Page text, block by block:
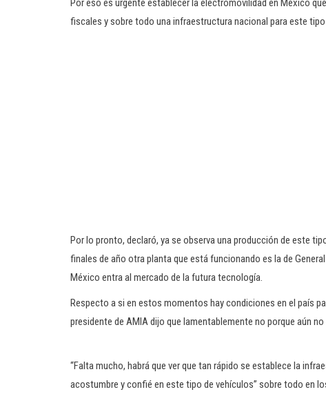
Por eso es urgente establecer la electromovilidad en México
fiscales y sobre todo una infraestructura nacional para este
Por lo pronto, declaró, ya se observa una producción de este
finales de año otra planta que está funcionando es la de
México entra al mercado de la futura tecnología.
Respecto a si en estos momentos hay condiciones en el país
presidente de AMIA dijo que lamentablemente no porque aún
“Falta mucho, habrá que ver que tan rápido se establece la
acostumbre y confié en este tipo de vehículos” sobre todo en